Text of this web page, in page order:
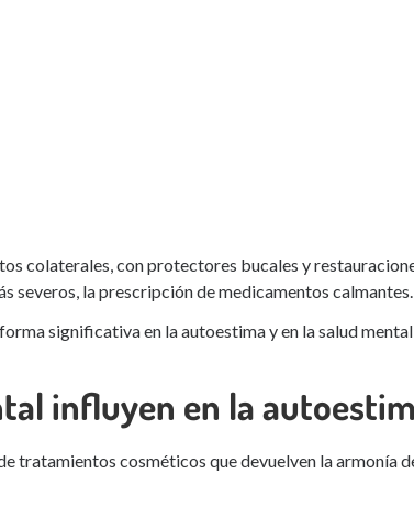
colaterales, con protectores bucales y
severos, la prescripción de medicamentos calmantes.
significativa en la autoestima y en la salud
influyen en la
tratamientos cosméticos que devuelven la armonía